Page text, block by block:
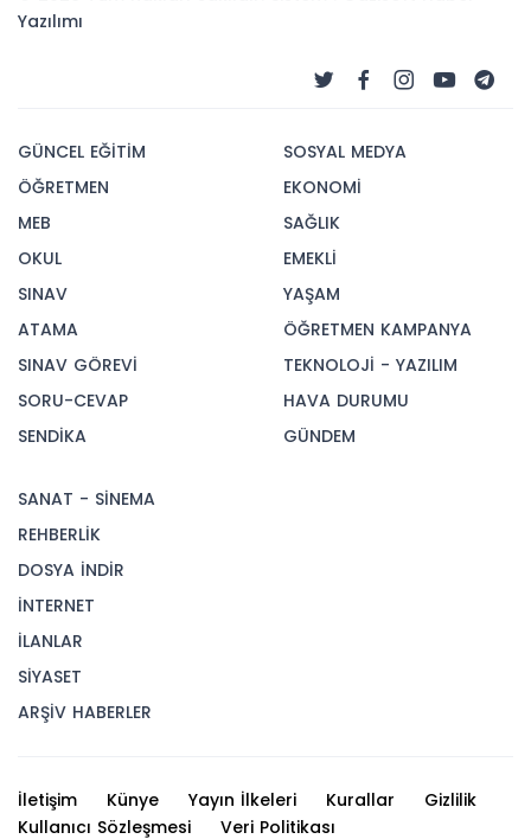
Yazılımı
GÜNCEL EĞİTİM
ÖĞRETMEN
MEB
OKUL
SINAV
ATAMA
SINAV GÖREVİ
SORU-CEVAP
SENDİKA
SOSYAL MEDYA
EKONOMİ
SAĞLIK
EMEKLİ
YAŞAM
ÖĞRETMEN KAMPANYA
TEKNOLOJİ - YAZILIM
HAVA DURUMU
GÜNDEM
SANAT - SİNEMA
REHBERLİK
DOSYA İNDİR
İNTERNET
İLANLAR
SİYASET
ARŞİV HABERLER
İletişim Künye Yayın İlkeleri Kurallar
Gizlilik
Kullanıcı Sözleşmesi
Veri Politikası